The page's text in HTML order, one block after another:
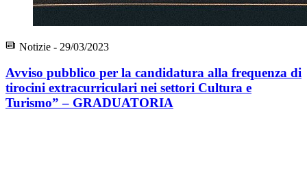
Notizie - 29/03/2023
Avviso pubblico per la candidatura alla frequenza di
tirocini extracurriculari nei settori Cultura e
Turismo” – GRADUATORIA